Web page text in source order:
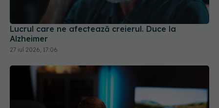
Lucrul care ne afectează creierul. Duce la
Alzheimer
27 iul 2026, 17:06